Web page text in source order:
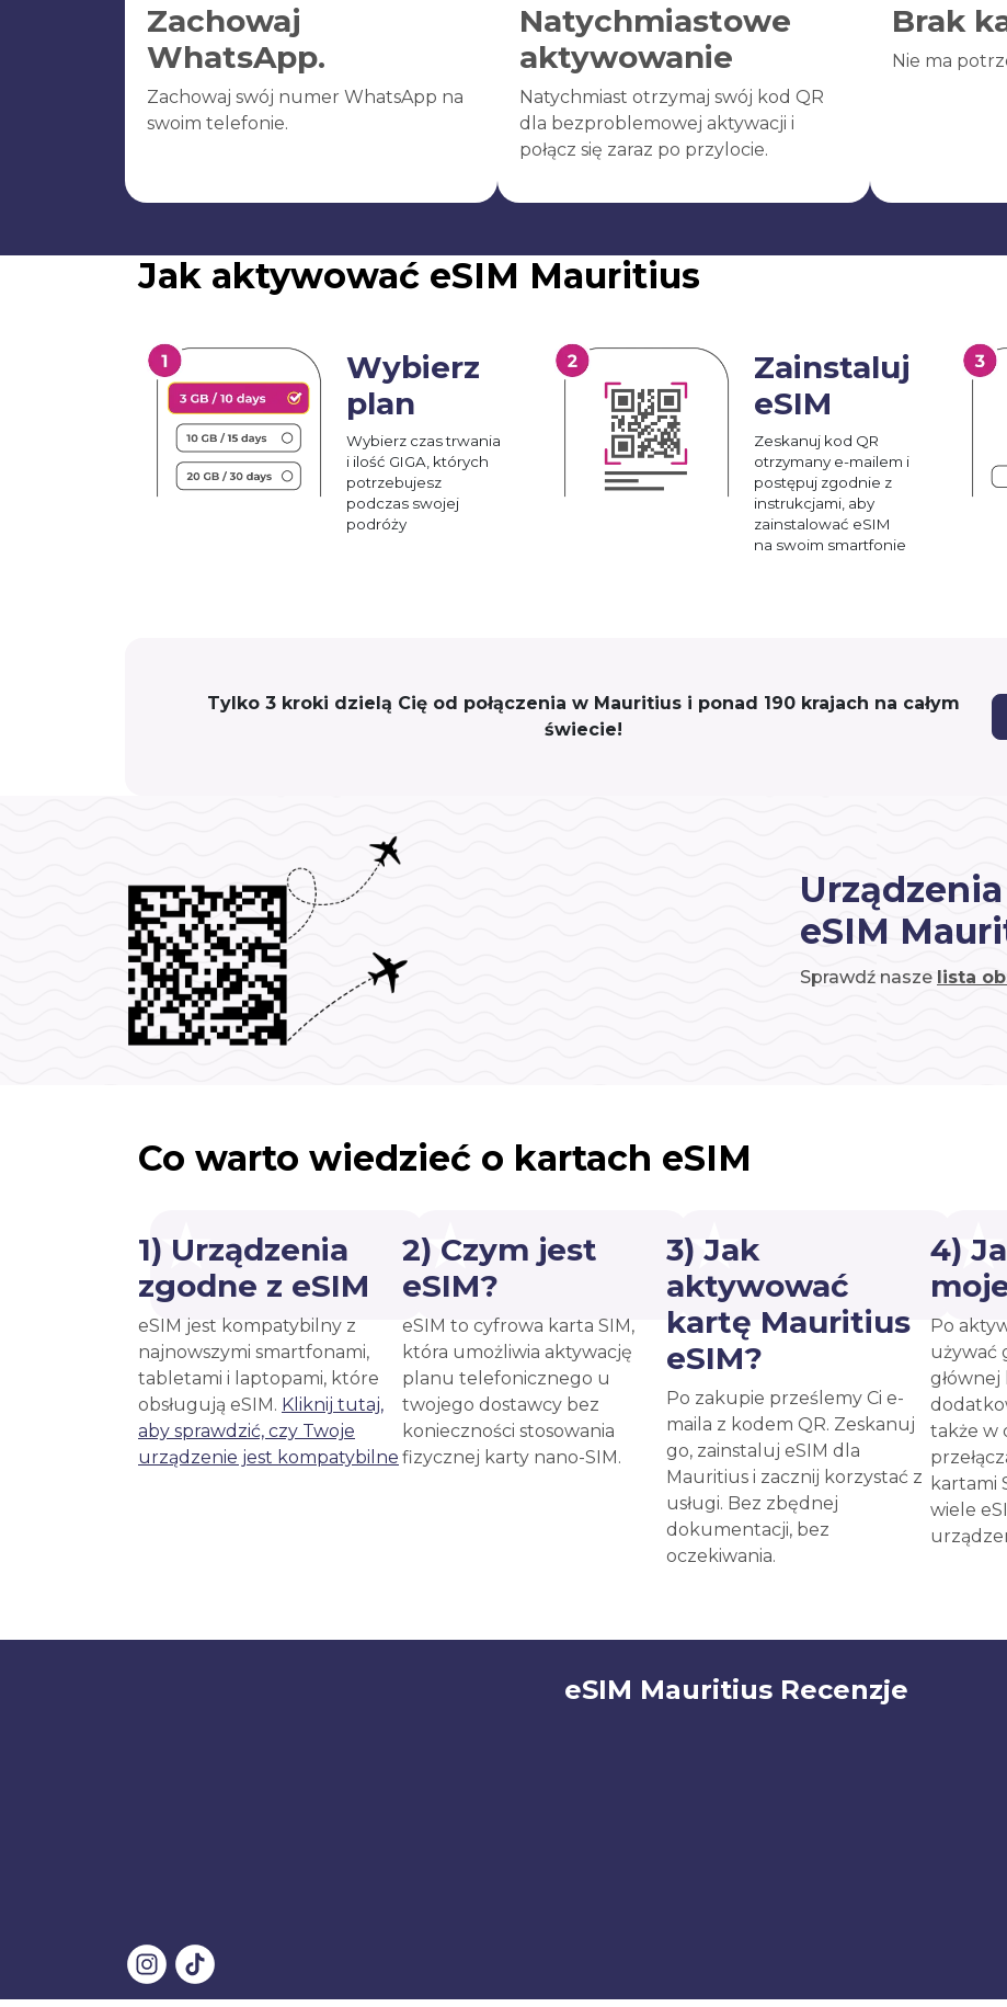
Zachowaj
WhatsApp.
Zachowaj swój numer WhatsApp na
swoim telefonie.
Natychmiastowe
aktywowanie
Natychmiast otrzymaj swój kod QR
dla bezproblemowej aktywacji i
połącz się zaraz po przylocie.
Brak
Nie ma
Jak aktywować eSIM Mauritius
Wybierz
plan
Wybierz czas trwania
i ilość GIGA, których
potrzebujesz
podczas swojej
podróży
Zainstaluj
eSIM
Zeskanuj kod QR
otrzymany e-mailem i
postępuj zgodnie z
instrukcjami, aby
zainstalować eSIM
na swoim smartfonie
Tylko 3 kroki dzielą Cię od połączenia w Mauritius i ponad 190 krajach na całym
świecie!
eSIM
Sprawdź nasze lista
Co warto wiedzieć o kartach eSIM
1) Urządzenia
zgodne z eSIM
eSIM jest kompatybilny z
najnowszymi smartfonami,
tabletami i laptopami, które
obsługują eSIM. Kliknij tutaj,
aby sprawdzić, czy Twoje
urządzenie jest kompatybilne
2) Czym jest
eSIM?
eSIM to cyfrowa karta SIM,
która umożliwia aktywację
planu telefonicznego u
twojego dostawcy bez
konieczności stosowania
fizycznej karty nano-SIM.
3) Jak
aktywować
kartę Mauritius
eSIM?
Po zakupie prześlemy Ci e-
maila z kodem QR. Zeskanuj
go, zainstaluj eSIM dla
Mauritius i zacznij korzystać z
usługi. Bez zbędnej
dokumentacji, bez
oczekiwania.
4)
Po
używać
także w
kartami
wiele
eSIM Mauritius Recenzje